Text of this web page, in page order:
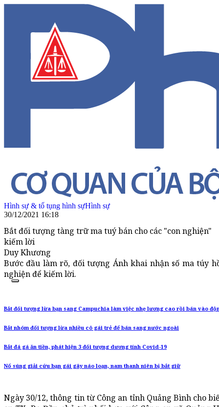
Hình sự & tố tụng hình sựHình sự
30/12/2021 16:18
Bắt đối tượng tàng trữ ma tuý bán cho các "con nghiện"
kiếm lời
Duy Khương
Bước đầu làm rõ, đối tượng Ánh khai nhận số ma túy
nghiện để kiếm lời.
Bắt đối tượng lừa bạn sang Campuchia làm việc nhẹ lương cao rồi bán vào
Bắt nhóm đối tượng lừa nhiều cô gái trẻ để bán sang nước ngoài
Bắt đá gá ăn tiền, phát hiện 3 đối tượng dương tính Covid-19
Nổ súng giải cứu bạn gái gây náo loạn, nam thanh niên bị bắt giữ
Ngày 30/12, thông tin từ Công an tỉnh Quảng Bình cho